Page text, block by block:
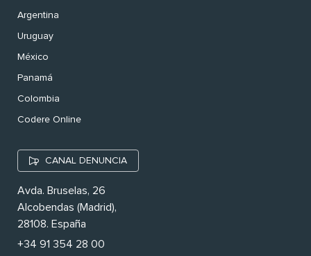
Argentina
Uruguay
México
Panamá
Colombia
Codere Online
CANAL DENUNCIA
Avda. Bruselas, 26
Alcobendas (Madrid),
28108. España
+34 91 354 28 00